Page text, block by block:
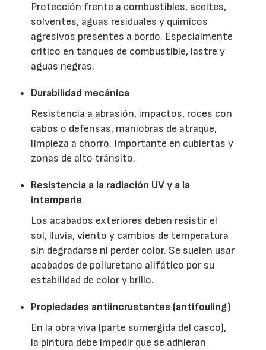
Protección frente a combustibles, aceites,
solventes, aguas residuales y químicos
agresivos presentes a bordo. Especialmente
crítico en tanques de combustible, lastre y
aguas negras.
Durabilidad mecánica
Resistencia a abrasión, impactos, roces con
cabos o defensas, maniobras de atraque,
limpieza a chorro. Importante en cubiertas y
zonas de alto tránsito.
Resistencia a la radiación UV y a la
intemperie
Los acabados exteriores deben resistir el
sol, lluvia, viento y cambios de temperatura
sin degradarse ni perder color. Se suelen usar
acabados de poliuretano alifático por su
estabilidad de color y brillo.
Propiedades antiincrustantes (antifouling)
En la obra viva (parte sumergida del casco),
la pintura debe impedir que se adhieran